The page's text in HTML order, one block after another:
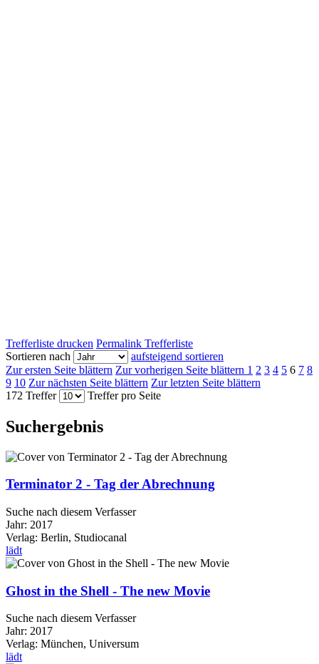
Trefferliste drucken Permalink Trefferliste
Sortieren nach
aufsteigend sortieren
Zur ersten Seite blättern Zur vorherigen Seite blättern 1 2 3 4 5 6 7 8
9 10 Zur nächsten Seite blättern Zur letzten Seite blättern
172 Treffer
Treffer pro Seite
Suchergebnis
Terminator 2 - Tag der Abrechnung
Suche nach diesem Verfasser
Jahr: 2017
Verlag: Berlin, Studiocanal
lädt
Ghost in the Shell - The new Movie
Suche nach diesem Verfasser
Jahr: 2017
Verlag: München, Universum
lädt